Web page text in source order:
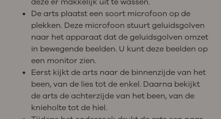
De arts plaatst een soort microfoon op de
plekken. Deze microfoon stuurt geluidsgolven
naar het apparaat dat de geluidsgolven omzet
in bewegende beelden. U kunt deze beelden op
een monitor zien.
Eerst kijkt de arts naar de binnenzijde van het
been, van de lies tot de enkel. Daarna bekijkt
de arts de achterzijde van het been, van de
knieholte tot de hiel.